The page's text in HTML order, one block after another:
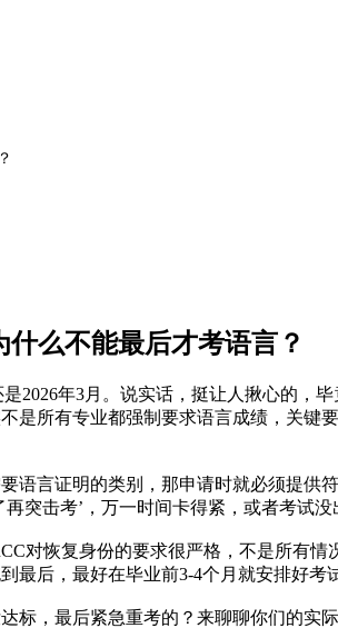
么不能最后才考语言？
2026年3月。说实话，挺让人揪心的，
是所有专业都强制要求语言成绩，关键
言证明的类别，那申请时就必须提供
突击考’，万一时间卡得紧，或者考试没
对恢复身份的要求很严格，不是所有
后，最好在毕业前3-4个月就安排好考
标，最后紧急重考的？来聊聊你们的实际